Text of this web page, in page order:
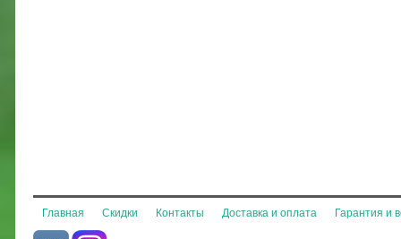
Главная Скидки Контакты Доставка и оплата Гарантия и